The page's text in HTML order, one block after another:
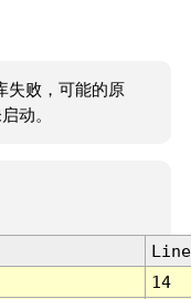
失败，可能的原
动。
Line
14